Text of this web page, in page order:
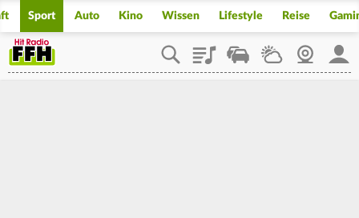
Sport Auto Kino Wissen Lifestyle Reise
PlaylistStaupilotWetterWebcam